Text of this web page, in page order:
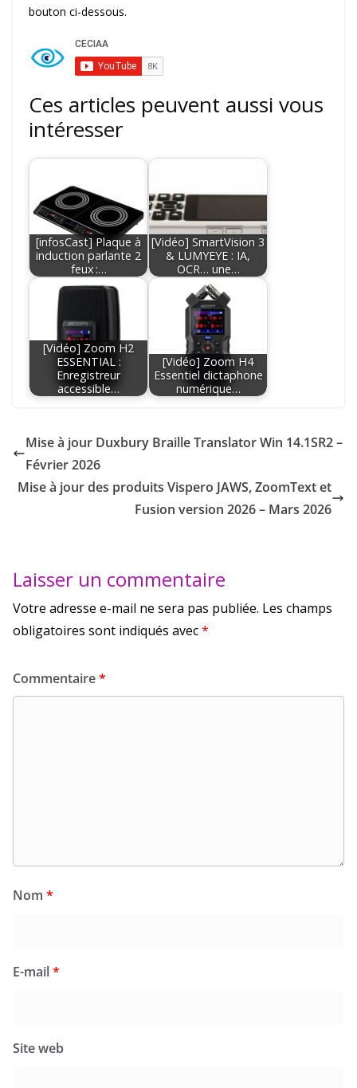
bouton ci-dessous.
Ces articles peuvent aussi vous
intéresser
[infosCast] Plaque à
induction parlante 2
feux :…
[Vidéo] SmartVision 3
& LUMYEYE : IA,
OCR… une…
[Vidéo] Zoom H2
ESSENTIAL :
Enregistreur
accessible…
[Vidéo] Zoom H4
Essentiel dictaphone
numérique…
Mise à jour Duxbury Braille Translator Win 14.1SR2 –
Février 2026
Mise à jour des produits Vispero JAWS, ZoomText et
Fusion version 2026 – Mars 2026
Laisser un commentaire
Votre adresse e-mail ne sera pas publiée. Les champs
obligatoires sont indiqués avec*
Commentaire*
Nom *
E-mail*
Site web